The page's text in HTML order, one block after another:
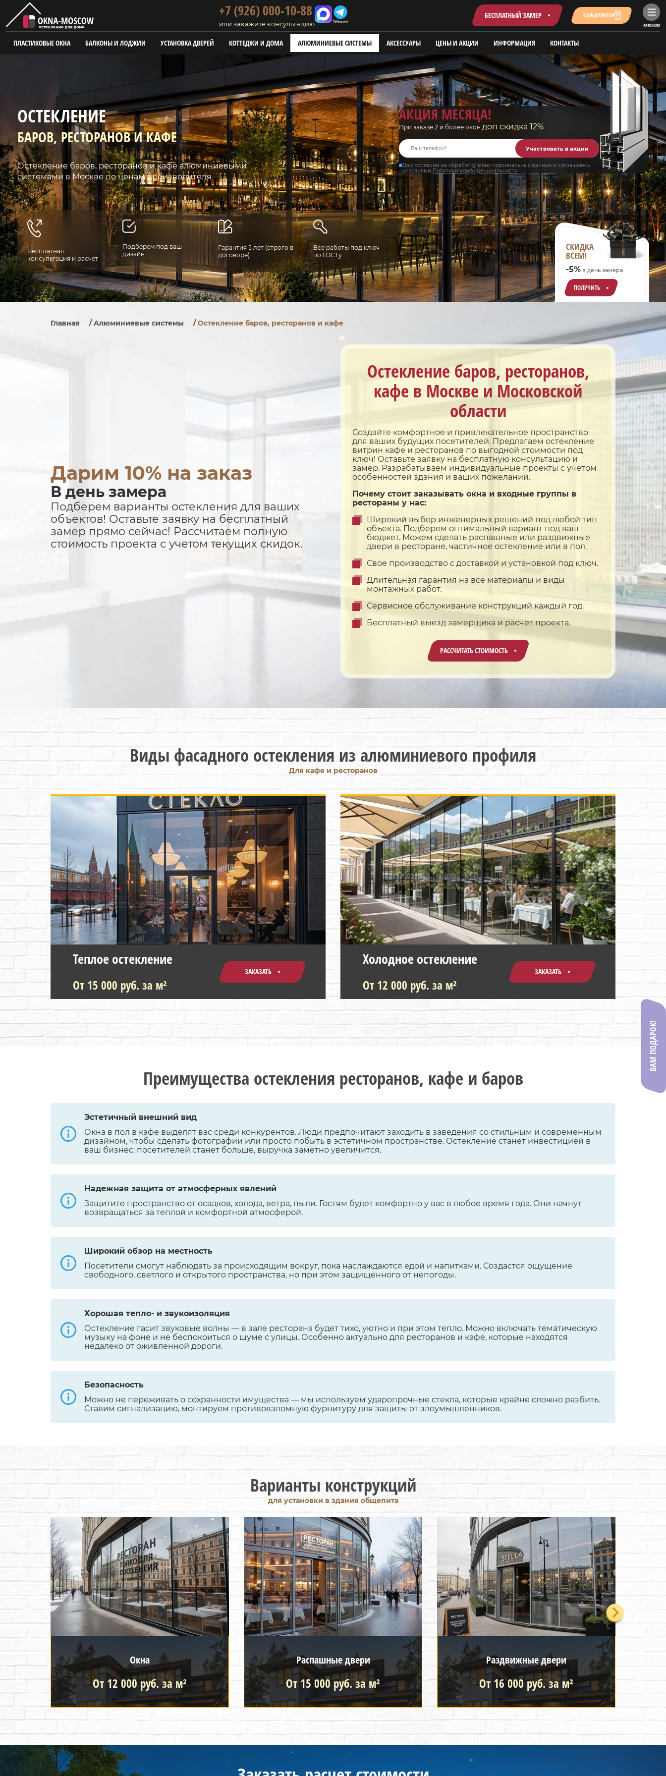
+7 (926) 000-10-88
или закажите консультацию
БЕСПЛАТНЫЙ ЗАМЕР
меню
КАЛЬКУЛЯТОР
ПЛАСТИКОВЫЕ ОКНА БАЛКОНЫ И ЛОДЖИИ УСТАНОВКА ДВЕРЕЙ КОТТЕДЖИ И ДОМА АЛЮМИНИЕВЫЕ СИСТЕМЫ АКСЕССУАРЫ ЦЕНЫ И АКЦИИ ИНФОРМАЦИЯ КОНТАКТЫ
ОСТЕКЛЕНИЕ
БАРОВ, РЕСТОРАНОВ И КАФЕ
Остекление баров, ресторанов и кафе алюминиевыми
системами в Москве по ценам производителя
Бесплатная
консультация и расчет
Подберем под ваш
дизайн
Гарантия 5 лет (строго в
договоре)
Все работы под ключ
по ГОСТу
АКЦИЯ МЕСЯЦА!
При заказе 2 и более окон доп скидка 12%
Участвовать в акции
Даю согласие на обработку моих персональных данных и соглашаюсь
условиями Политики конфиденциальности
СКИДКА
ВСЕМ!
-5%в день замера
ПОЛУЧИТЬ
Главная /Алюминиевые системы /Остекление баров, ресторанов и кафе
Дарим 10% на заказ
В день замера
Подберем варианты остекления для ваших
объектов! Оставьте заявку на бесплатный
замер прямо сейчас! Рассчитаем полную
стоимость проекта с учетом текущих скидок.
Остекление баров, ресторанов,
кафе в Москве и Московской
области
Создайте комфортное и привлекательное пространство
для ваших будущих посетителей. Предлагаем остекление
витрин кафе и ресторанов по выгодной стоимости под
ключ! Оставьте заявку на бесплатную консультацию и
замер. Разрабатываем индивидуальные проекты с учетом
особенностей здания и ваших пожеланий.
Почему стоит заказывать окна и входные группы в
рестораны у нас:
Широкий выбор инженерных решений под любой тип
объекта. Подберем оптимальный вариант под ваш
бюджет. Можем сделать распашные или раздвижные
двери в ресторане, частичное остекление или в пол.
Свое производство с доставкой и установкой под ключ.
Длительная гарантия на все материалы и виды
монтажных работ.
Сервисное обслуживание конструкций каждый год.
Бесплатный выезд замерщика и расчет проекта.
РАССЧИТАТЬ СТОИМОСТЬ
Виды фасадного остекления из алюминиевого профиля
Для кафе и ресторанов
Теплое остекление
От 15 000 руб. за м²
ЗАКАЗАТЬ
Холодное остекление
От 12 000 руб. за м²
ЗАКАЗАТЬ
Преимущества остекления ресторанов, кафе и баров
Эстетичный внешний вид
Окна в пол в кафе выделят вас среди конкурентов. Люди предпочитают заходить в заведения со стильным и современным
дизайном, чтобы сделать фотографии или просто побыть в эстетичном пространстве. Остекление станет инвестицией в
ваш бизнес: посетителей станет больше, выручка заметно увеличится.
Надежная защита от атмосферных явлений
Защитите пространство от осадков, холода, ветра, пыли. Гостям будет комфортно у вас в любое время года. Они начнут
возвращаться за теплой и комфортной атмосферой.
Широкий обзор на местность
Посетители смогут наблюдать за происходящим вокруг, пока наслаждаются едой и напитками. Создастся ощущение
свободного, светлого и открытого пространства, но при этом защищенного от непогоды.
Хорошая тепло- и звукоизоляция
Остекление гасит звуковые волны — в зале ресторана будет тихо, уютно и при этом тепло. Можно включать тематическую
музыку на фоне и не беспокоиться о шуме с улицы. Особенно актуально для ресторанов и кафе, которые находятся
недалеко от оживленной дороги.
Безопасность
Можно не переживать о сохранности имущества — мы используем ударопрочные стекла, которые крайне сложно разбить.
Ставим сигнализацию, монтируем противовзломную фурнитуру для защиты от злоумышленников.
Варианты конструкций
для установки в здания общепита
Окна
От 12 000 руб. за м²
Распашные двери
От 15 000 руб. за м²
Раздвижные двери
От 16 000 руб. за м²
ВАМ ПОДАРОК!